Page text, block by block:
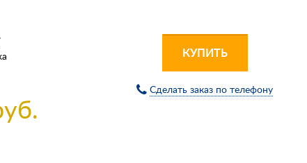
КУПИТЬ
Сделать заказ по телефону